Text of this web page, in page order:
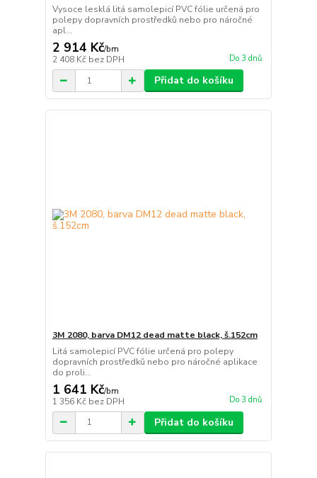
Vysoce lesklá litá samolepicí PVC fólie určená pro
polepy dopravních prostředků nebo pro náročné
apl...
2 914 Kč/bm
2 408 Kč bez DPH Do 3 dnů
Přidat do košíku
3M 2080, barva DM12 dead matte black, š.152cm
Litá samolepicí PVC fólie určená pro polepy
dopravních prostředků nebo pro náročné aplikace
do proli...
1 641 Kč/bm
1 356 Kč bez DPH Do 3 dnů
Přidat do košíku